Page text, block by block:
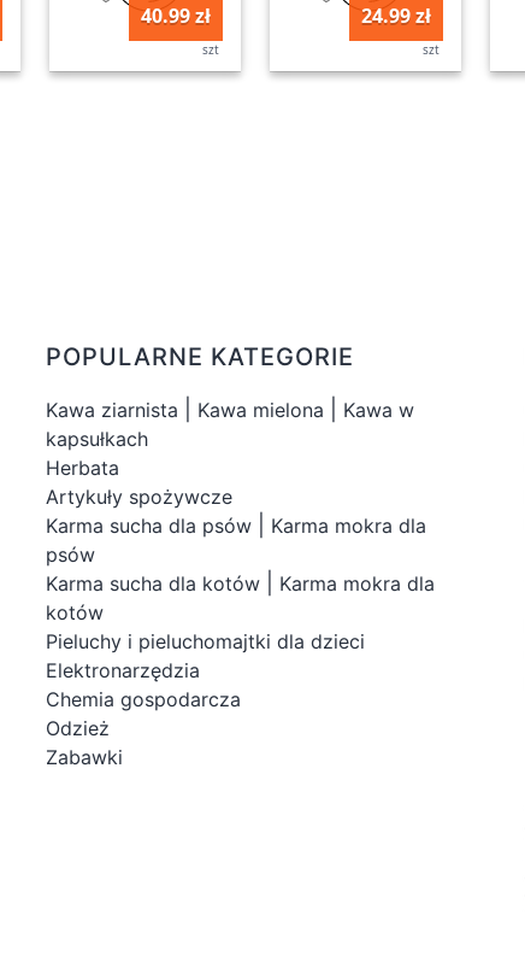
40.99 zł
szt
24.99 zł
szt
POPULARNE KATEGORIE
Kawa ziarnista Kawa mielona
Kawa w
kapsułkach
Herbata
Artykuły spożywcze
Karma sucha dla psów
Karma mokra dla
psów
Karma sucha dla kotów
Karma mokra dla
kotów
Pieluchy i pieluchomajtki dla dzieci
Elektronarzędzia
Chemia gospodarcza
Odzież
Zabawki